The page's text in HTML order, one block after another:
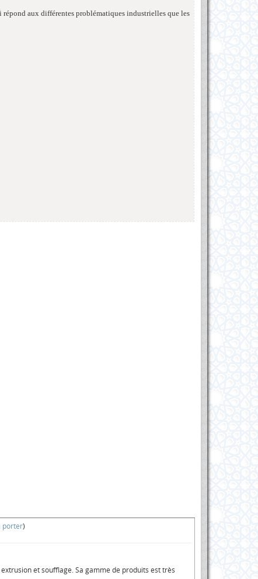
aux différentes problématiques industrielles que les
porter)
et soufflage. Sa gamme de produits est très